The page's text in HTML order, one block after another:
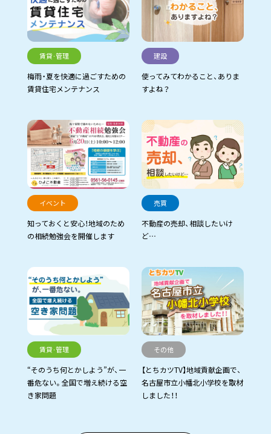
賃貸·管理
梅雨・夏を快適に過ごすための
賃貸住宅メンテナンス
建設
使ってみてわかること、ありま
すよね？
イベント
知っておくと安心！地域のため
の相続勉強会を開催します
売買
不動産の売却、相談したいけ
ど…
賃貸·管理
“そのうち何とかしよう”が、一
番危ない。全国で増え続ける空
き家問題
その他
【とちカツTV】地域貢献企画で、
名古屋市立小幡北小学校を取材
しました！！